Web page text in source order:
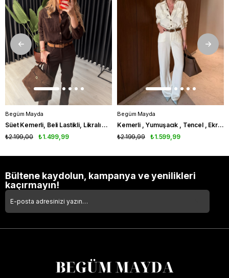
Begüm Mayda
Süet Kemerli, Beli Lastikli, Likralı Acıkahve Premium Tulum
₺1.499,99
₺2.199,00
Begüm Mayda
Kemerli , Yumuşacık , Tencel , Ekru Jean Tulum
₺1.599,99
₺2.199,99
Bültene kaydolun, kampanya ve yenilikleri
kaçırmayın!